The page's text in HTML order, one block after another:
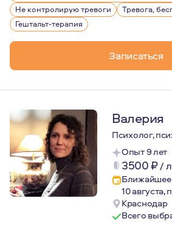
На данный момент я имею
Люблю жизнь во всём её
17 лет в стабильных отношениях,
Не контролирую тревоги Тревога,
Гештальт-терапия
Записаться
Валерия
Психолог,
Опыт 9 лет
3500₽/
Ближайшее
10 августа,
Краснодар
Всего